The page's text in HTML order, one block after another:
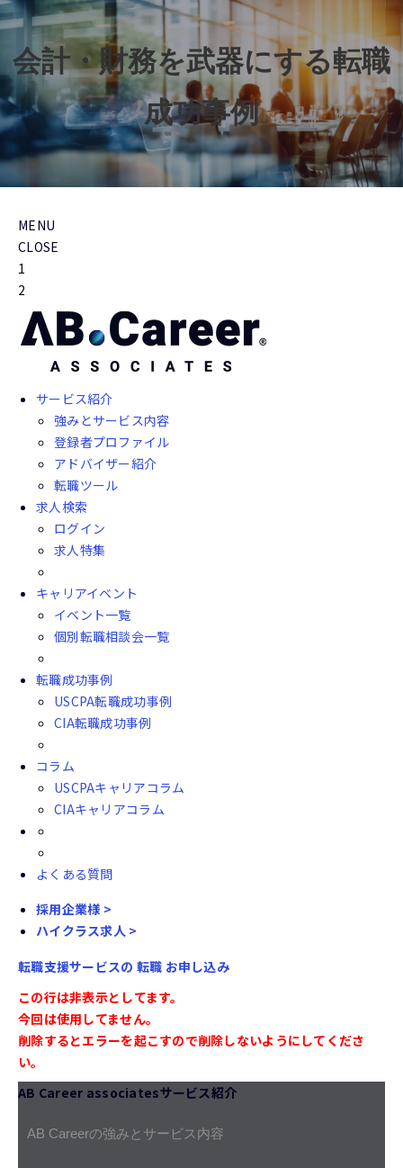
会計・財務を武器にする転職
成功事例
MENU
CLOSE
1
2
サービス紹介
強みとサービス内容
登録者プロファイル
アドバイザー紹介
転職ツール
求人検索
ログイン
求人特集
キャリアイベント
イベント一覧
個別転職相談会一覧
転職成功事例
USCPA転職成功事例
CIA転職成功事例
コラム
USCPAキャリアコラム
CIAキャリアコラム
よくある質問
採用企業様 >
ハイクラス求人 >
転職支援サービスの 転職 お申し込み
この行は非表示としてます。
今回は使用してません。
削除するとエラーを起こすので削除しないようにしてくださ
い。
AB Career associatesサービス紹介
AB Careerの強みとサービス内容